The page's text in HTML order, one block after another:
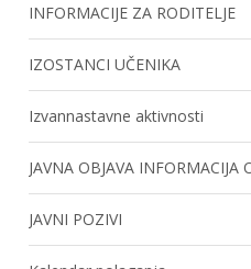
INFORMACIJE ZA RODITELJE
IZOSTANCI UČENIKA
Izvannastavne aktivnosti
JAVNA OBJAVA INFORMACIJA
JAVNI POZIVI